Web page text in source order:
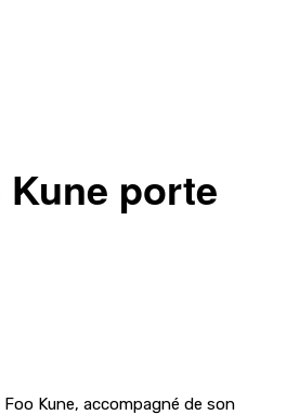
Kune porte
Kune, accompagné de son